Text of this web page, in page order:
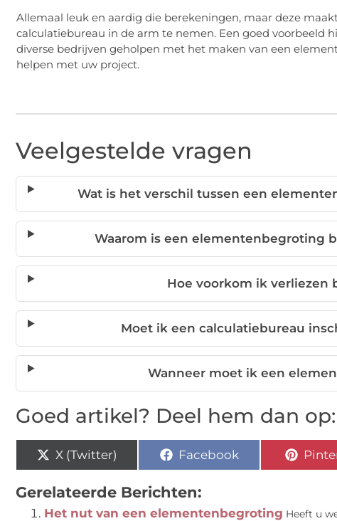
Allemaal leuk en aardig die berekeningen, maar deze
calculatiebureau in de arm te nemen. Een goed voorbeeld
diverse bedrijven geholpen met het maken van een
helpen met uw project.
Veelgestelde vragen
Wat is het verschil tussen een
Waarom is een elementenbegroting
Hoe voorkom ik verliezen
Moet ik een calculatiebureau
Wanneer moet ik een
Goed artikel? Deel hem dan op:
X (Twitter) Facebook
Gerelateerde Berichten:
Het nut van een elementenbegroting Heeft u